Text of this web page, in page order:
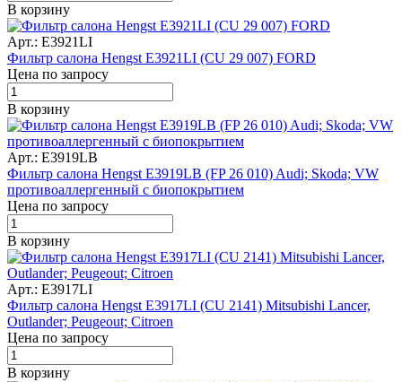
В корзину
Арт.: E3921LI
Фильтр салона Hengst E3921LI (CU 29 007) FORD
Цена по запросу
В корзину
Арт.: E3919LB
Фильтр салона Hengst E3919LB (FP 26 010) Audi; Skoda; VW
противоаллергенный с биопокрытием
Цена по запросу
В корзину
Арт.: E3917LI
Фильтр салона Hengst E3917LI (CU 2141) Mitsubishi Lancer,
Outlander; Peugeout; Citroen
Цена по запросу
В корзину